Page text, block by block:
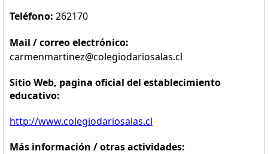
Teléfono: 262170
Mail / correo electrónico:
carmenmartinez@colegiodariosalas.cl
Sitio Web, pagina oficial del establecimiento
educativo:
http://www.colegiodariosalas.cl
Más información / otras actividades: